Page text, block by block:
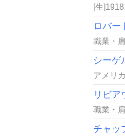
[生
ロバー
職業・
シーゲ
アメリ
リビア
職業・
チャッ